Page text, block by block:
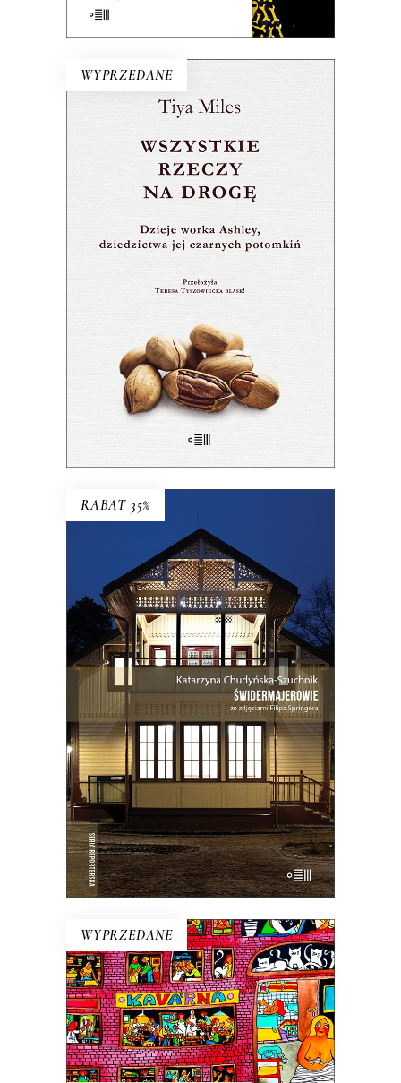
E-BOOK DO KOSZYKA
WYPRZEDANE
E-BOOK DO KOSZYKA
WSZYSTKIE RZECZY NA
Płócienny worek – świadek historii
tylko ich cierpienia, ale przede
57.00zł 28.50
RABAT 35%
E-BOOK DO KOSZYKA
ŚWIDERMAJEROWIE
Domy torty, domy duchy, domy
ogniska, domy uśpione i domy
wskrzeszone, domy skarbonki i domy
bezpańskie…
55.00 zł 35.75zł
KSIĄŻKA DO KOSZYKA
WYPRZEDANE